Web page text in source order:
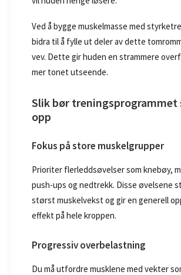
Ved å bygge muskelmasse med
bidra til å fylle ut deler av dette
vev. Dette gir huden en strammere
mer tonet utseende.
Slik bør treningsprogrammet
opp
Fokus på store muskelgrupper
Prioriter flerleddsøvelser som knebøy,
push-ups og nedtrekk. Disse øvelsene
størst muskelvekst og gir en generell
effekt på hele kroppen.
Progressiv overbelastning
Du må utfordre musklene med vekter